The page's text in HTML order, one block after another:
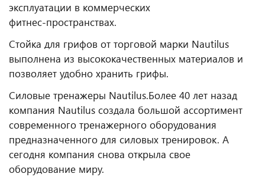
эксплуатации в коммерческих
фитнес‑пространствах.
Стойка для грифов от торговой марки Nautilus
выполнена из высококачественных материалов и
позволяет удобно хранить грифы.
Силовые тренажеры Nautilus.Более 40 лет назад
компания Nautilus создала большой ассортимент
современного тренажерного оборудования
предназначенного для силовых тренировок. А
сегодня компания снова открыла свое
оборудование миру.